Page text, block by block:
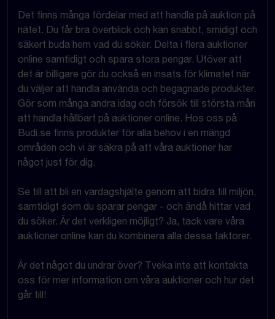
Det finns många fördelar med att handla på auktion på
nätet. Du får bra överblick och kan snabbt, smidigt och
säkert buda hem vad du söker. Delta i flera auktioner
online samtidigt och spara stora pengar. Utöver att
det är billigare gör du också en insats för klimatet när
du väljer att handla använda och begagnade produkter.
Gör som många andra idag och försök till största mån
att handla hållbart på auktioner online. Hos oss på
Budi.se finns produkter för alla behov i en mängd
områden och vi är säkra på att våra auktioner har
något just för dig.
Se till att bli en vardagshjälte genom att bidra till miljön,
samtidigt som du sparar pengar - och ändå hittar vad
du söker. Är det verkligen möjligt? Ja, tack vare våra
auktioner online kan du kombinera alla dessa faktorer.
Är det något du undrar över? Tveka inte att kontakta
oss för mer information om våra auktioner och hur det
går till!